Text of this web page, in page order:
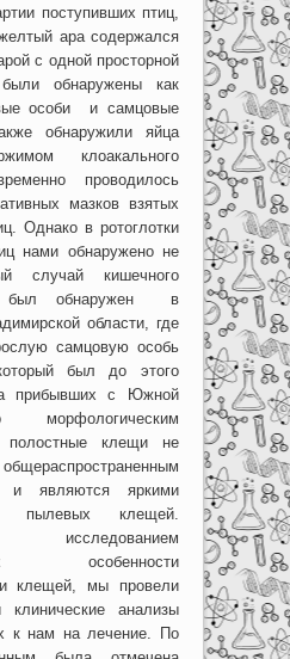
поступивших птиц,
ара содержался
с одной просторной
обнаружены как
особи и самцовые
обнаружили яйца
клоакального
проводилось
мазков взятых
Однако в ротоглотки
нами обнаружено не
случай кишечного
был обнаружен в
области, где
самцовую особь
был до этого
прибывших с Южной
полостные клещи не
и являются яркими
пылевых клещей.
особенности
клещей, мы провели
клинические анализы
к нам на лечение. По